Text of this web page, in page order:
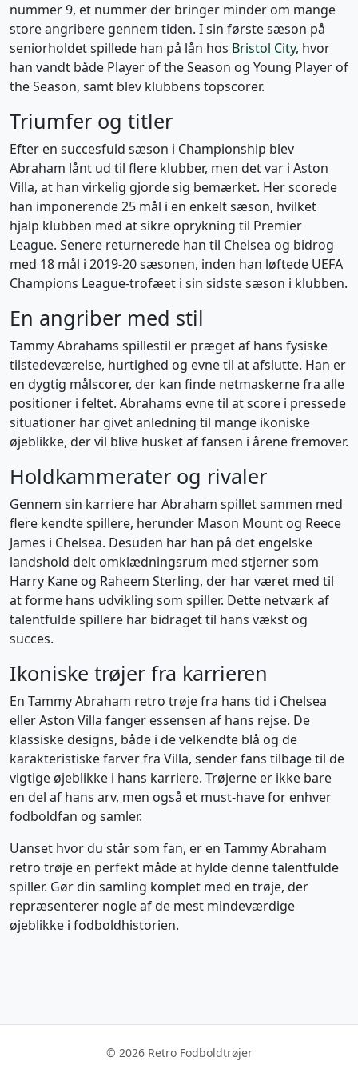
nummer 9, et nummer der bringer minder om mange
store angribere gennem tiden. I sin første sæson på
seniorholdet spillede han på lån hos Bristol City, hvor
han vandt både Player of the Season og Young Player of
the Season, samt blev klubbens topscorer.
Triumfer og titler
Efter en succesfuld sæson i Championship blev
Abraham lånt ud til flere klubber, men det var i Aston
Villa, at han virkelig gjorde sig bemærket. Her scorede
han imponerende 25 mål i en enkelt sæson, hvilket
hjalp klubben med at sikre oprykning til Premier
League. Senere returnerede han til Chelsea og bidrog
med 18 mål i 2019-20 sæsonen, inden han løftede UEFA
Champions League-trofæet i sin sidste sæson i klubben.
En angriber med stil
Tammy Abrahams spillestil er præget af hans fysiske
tilstedeværelse, hurtighed og evne til at afslutte. Han er
en dygtig målscorer, der kan finde netmaskerne fra alle
positioner i feltet. Abrahams evne til at score i pressede
situationer har givet anledning til mange ikoniske
øjeblikke, der vil blive husket af fansen i årene fremover.
Holdkammerater og rivaler
Gennem sin karriere har Abraham spillet sammen med
flere kendte spillere, herunder Mason Mount og Reece
James i Chelsea. Desuden har han på det engelske
landshold delt omklædningsrum med stjerner som
Harry Kane og Raheem Sterling, der har været med til
at forme hans udvikling som spiller. Dette netværk af
talentfulde spillere har bidraget til hans vækst og
succes.
Ikoniske trøjer fra karrieren
En Tammy Abraham retro trøje fra hans tid i Chelsea
eller Aston Villa fanger essensen af hans rejse. De
klassiske designs, både i de velkendte blå og de
karakteristiske farver fra Villa, sender fans tilbage til de
vigtige øjeblikke i hans karriere. Trøjerne er ikke bare
en del af hans arv, men også et must-have for enhver
fodboldfan og samler.
Uanset hvor du står som fan, er en Tammy Abraham
retro trøje en perfekt måde at hylde denne talentfulde
spiller. Gør din samling komplet med en trøje, der
repræsenterer nogle af de mest mindeværdige
øjeblikke i fodboldhistorien.
© 2026 Retro Fodboldtrøjer